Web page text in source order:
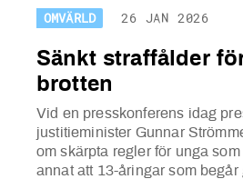
OMVÄRLD 26 JAN 2026
Sänkt straffålder
brotten
Vid en presskonferens idag
justitieminister Gunnar
om skärpta regler för unga
annat att 13-åringar som begår